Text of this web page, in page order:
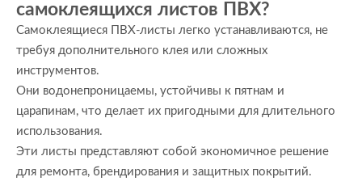
самоклеящихся листов ПВХ?
Самоклеящиеся ПВХ-листы легко устанавливаются, не
требуя дополнительного клея или сложных
инструментов.
Они водонепроницаемы, устойчивы к пятнам и
царапинам, что делает их пригодными для длительного
использования.
Эти листы представляют собой экономичное решение
для ремонта, брендирования и защитных покрытий.